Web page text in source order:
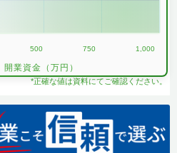
500 750 1,000
開業資金（万円）
*正確な値は資料にてご確認ください。